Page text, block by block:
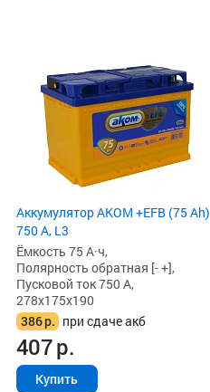
Аккумулятор AKOM +EFB (75 Ah)
750 А, L3
Ёмкость 75 А·ч,
Полярность обратная [- +],
Пусковой ток 750 А,
278x175x190
386р. при сдаче акб
407р.
Купить